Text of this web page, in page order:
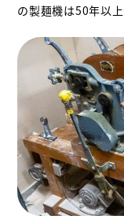
の製麺機は50年以